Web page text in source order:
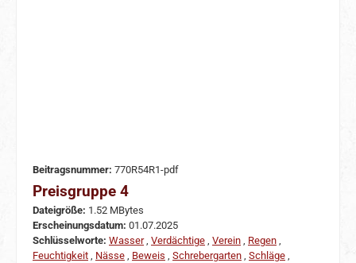
Beitragsnummer: 770R54R1-pdf
Preisgruppe 4
Dateigröße: 1.52 MBytes
Erscheinungsdatum: 01.07.2025
Schlüsselworte: Wasser, Verdächtige Verein Regen
Feuchtigkeit
Nässe Beweis Schrebergarten Schläge